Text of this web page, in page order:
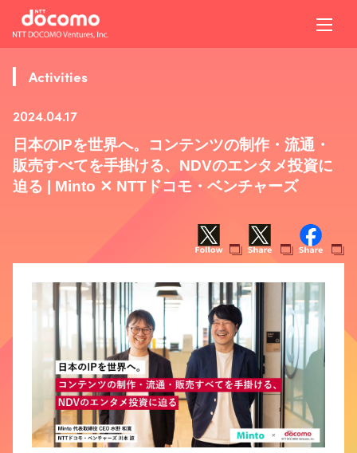
Activities
2024.04.17
日本のIPを世界へ。コンテンツの制作・流通・
販売すべてを手掛ける、NDVのエンタメ投資に
迫る | Minto ✕ NTTドコモ・ベンチャーズ